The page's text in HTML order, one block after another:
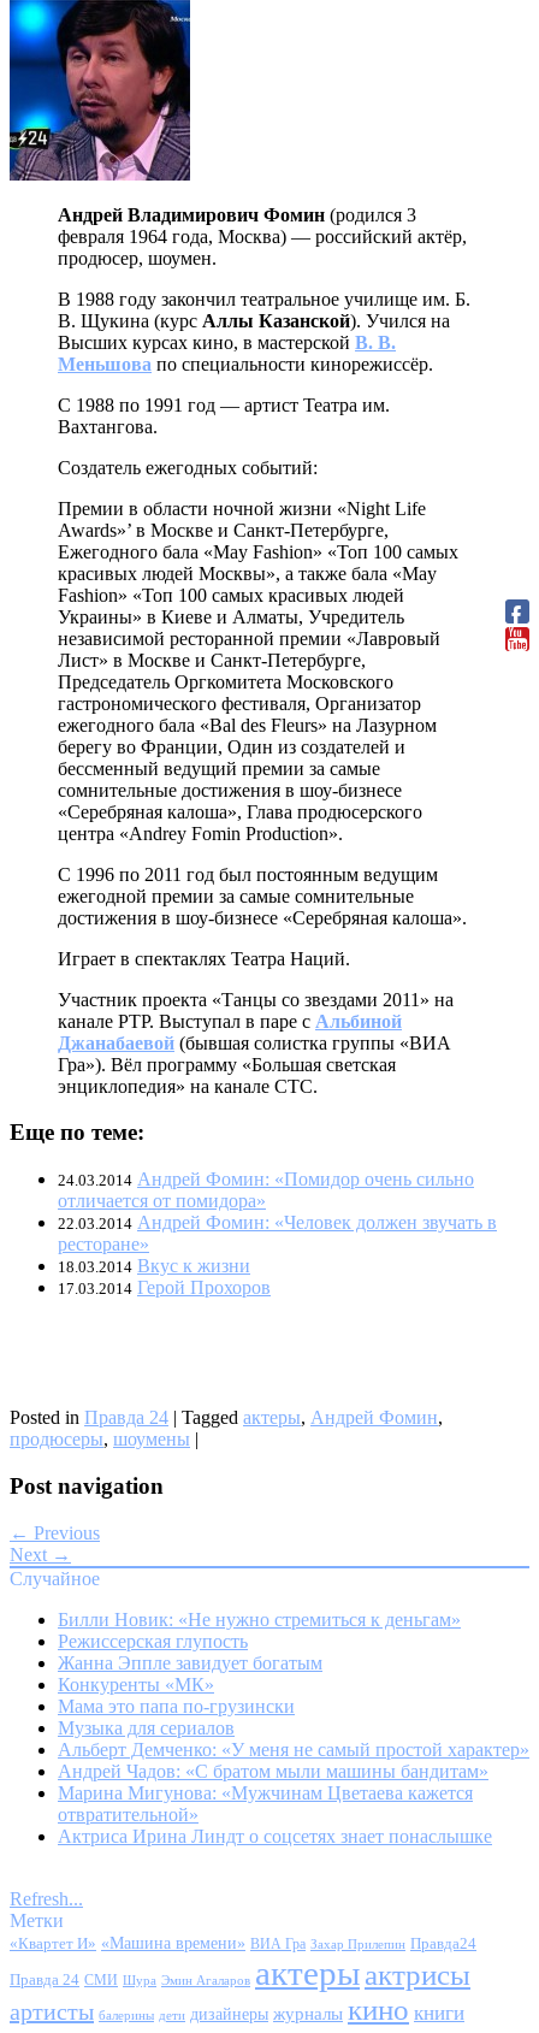
Андрей Владимирович Фомин (родился 3
февраля 1964 года, Москва) — российский актёр,
продюсер, шоумен.
В 1988 году закончил театральное училище им. Б.
В. Щукина (курс Аллы Казанской). Учился на
Высших курсах кино, в мастерской В. В.
Меньшова по специальности кинорежиссёр.
С 1988 по 1991 год — артист Театра им.
Вахтангова.
Создатель ежегодных событий:
Премии в области ночной жизни «Night Life
Awards»’ в Москве и Санкт-Петербурге,
Ежегодного бала «May Fashion» «Топ 100 самых
красивых людей Москвы», а также бала «May
Fashion» «Топ 100 самых красивых людей
Украины» в Киеве и Алматы, Учредитель
независимой ресторанной премии «Лавровый
Лист» в Москве и Санкт-Петербурге,
Председатель Оргкомитета Московского
гастрономического фестиваля, Организатор
ежегодного бала «Bal des Fleurs» на Лазурном
берегу во Франции, Один из создателей и
бессменный ведущий премии за самые
сомнительные достижения в шоу-бизнесе
«Серебряная калоша», Глава продюсерского
центра «Andrey Fomin Production».
С 1996 по 2011 год был постоянным ведущим
ежегодной премии за самые сомнительные
достижения в шоу-бизнесе «Серебряная калоша».
Играет в спектаклях Театра Наций.
Участник проекта «Танцы со звездами 2011» на
канале РТР. Выступал в паре с Альбиной
Джанабаевой (бывшая солистка группы «ВИА
Гра»). Вёл программу «Большая светская
энциклопедия» на канале СТС.
Еще по теме:
24.03.2014 Андрей Фомин: «Помидор очень сильно
отличается от помидора»
22.03.2014 Андрей Фомин: «Человек должен звучать в
ресторане»
18.03.2014 Вкус к жизни
17.03.2014 Герой Прохоров
Posted in Правда 24 | Tagged актеры, Андрей Фомин,
продюсеры, шоумены |
Post navigation
← Previous
Next →
Случайное
Билли Новик: «Не нужно стремиться к деньгам»
Режиссерская глупость
Жанна Эппле завидует богатым
Конкуренты «МК»
Мама это папа по-грузински
Музыка для сериалов
Альберт Демченко: «У меня не самый простой характер»
Андрей Чадов: «С братом мыли машины бандитам»
Марина Мигунова: «Мужчинам Цветаева кажется
отвратительной»
Актриса Ирина Линдт о соцсетях знает понаслышке
Refresh...
Метки
«Квартет И» «Машина времени» ВИА Гра Захар Прилепин Правда24
Правда 24 СМИ Шура Эмин Агаларов актерыактрисы
артисты балерины дети дизайнеры журналы кино книги